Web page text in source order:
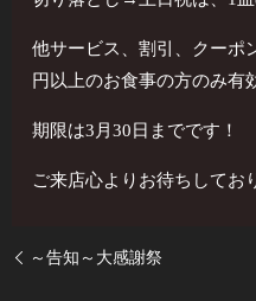
他サービス、割引、クーポ
円以上のお食事の方のみ有
期限は3月30日までです！
ご来店心よりお待ちしてお
～告知～大感謝祭